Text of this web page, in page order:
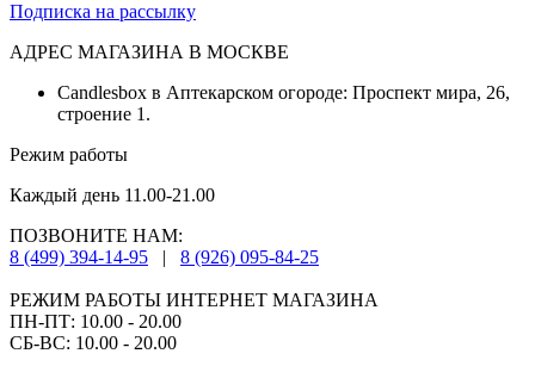
Подписка на рассылку
АДРЕС МАГАЗИНА В МОСКВЕ
Candlesbox в Аптекарском огороде: Проспект мира, 26,
строение 1.
Режим работы
Каждый день 11.00-21.00
ПОЗВОНИТЕ НАМ:
8 (499) 394-14-95
| 8 (926) 095-84-25
РЕЖИМ РАБОТЫ ИНТЕРНЕТ МАГАЗИНА
ПН-ПТ: 10.00 - 20.00
СБ-ВС: 10.00 - 20.00